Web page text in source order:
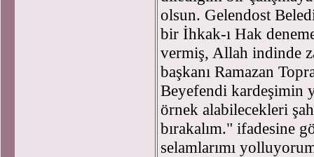
olsun. Gelendost
bir İhkak-ı Hak
vermiş, Allah indinde
başkanı Ramazan
Beyefendi kardeşimin
örnek alabilecekleri
bırakalım." ifadesine
selamlarımı